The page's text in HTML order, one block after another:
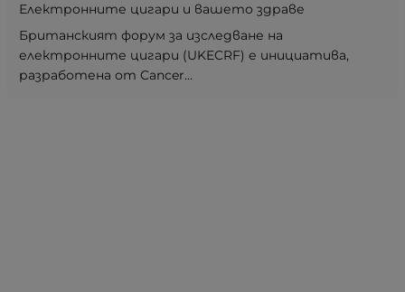
Електронните цигари и вашето здраве
Британският форум за изследване на
електронните цигари (UKECRF) е инициатива,
разработена от Cancer...